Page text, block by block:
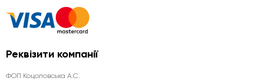
Реквізити компанії
ФОП Коцоловська А.С.